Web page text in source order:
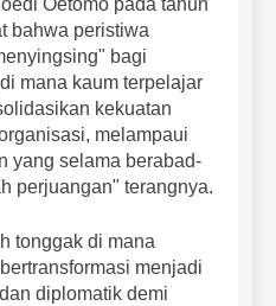
Oetomo pada tahun
bahwa peristiwa
bagi
mana kaum terpelajar
kekuatan
melampaui
yang selama berabad-
perjuangan" terangnya.
tonggak di mana
menjadi
diplomatik demi